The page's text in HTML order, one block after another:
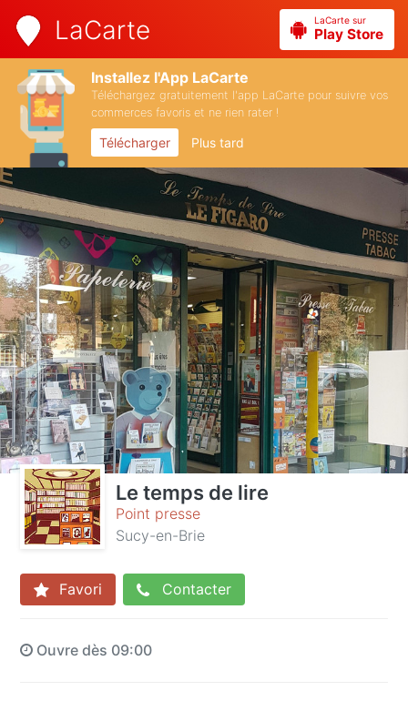
LaCarte LaCarte sur
Play Store
Installez l'App LaCarte
Téléchargez gratuitement l'app LaCarte pour suivre vos
commerces favoris et ne rien rater !
Télécharger Plus tard
Le temps de lire
Point presse
Sucy-en-Brie
Favori Contacter
Ouvre dès 09:00